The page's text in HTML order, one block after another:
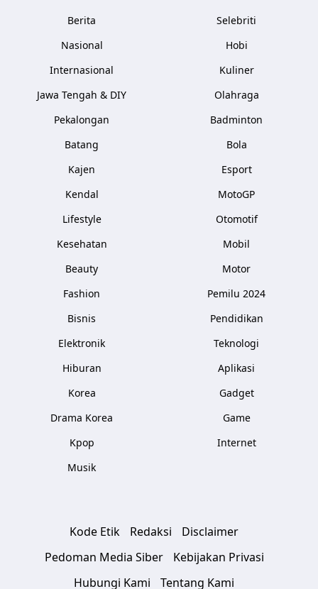
Berita
Nasional
Internasional
Jawa Tengah & DIY
Pekalongan
Batang
Kajen
Kendal
Lifestyle
Kesehatan
Beauty
Fashion
Bisnis
Elektronik
Hiburan
Korea
Drama Korea
Kpop
Musik
Selebriti
Hobi
Kuliner
Olahraga
Badminton
Bola
Esport
MotoGP
Otomotif
Mobil
Motor
Pemilu 2024
Pendidikan
Teknologi
Aplikasi
Gadget
Game
Internet
Kode Etik Redaksi
Disclaimer
Pedoman Media Siber
Kebijakan Privasi
Hubungi Kami
Tentang Kami